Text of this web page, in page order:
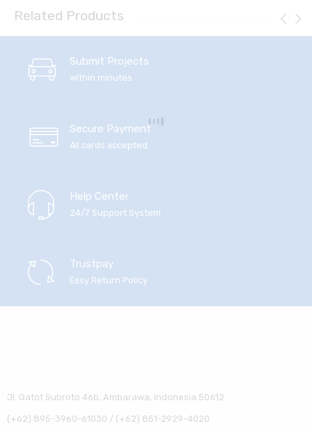
Related Products
Submit Projects
within minutes
Secure Payment
All cards accepted
Help Center
24/7 Support System
Trustpay
Easy Return Policy
Jl. Gatot Subroto 46b, Ambarawa, Indonesia 50612
(+62) 895-3960-61030 / (+62) 851-2929-4020